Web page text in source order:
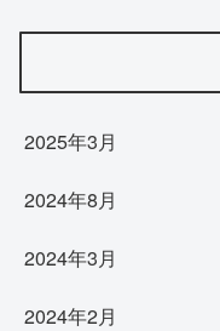
2025年3月
2024年8月
2024年3月
2024年2月